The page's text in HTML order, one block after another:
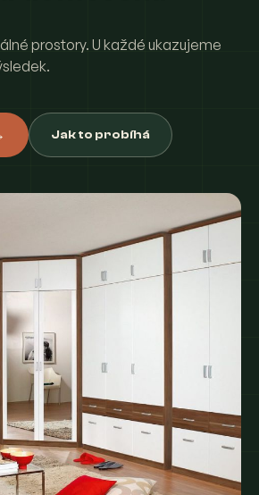
prostory. U každé ukazujeme
Jak to probíhá